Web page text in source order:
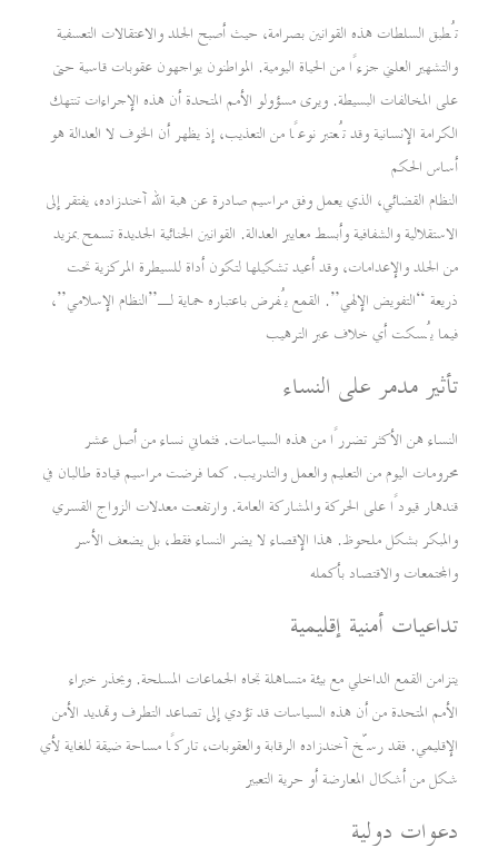
تُطبق السلطات هذه القوانين بصرامة، حيث أصبح الجلد والاعتقالات التعسفية
والتشهير العلني جزءًا من الحياة اليومية. المواطنون يواجهون عقوبات قاسية حتى
على المخالفات البسيطة. ويرى مسؤولو الأمم المتحدة أن هذه الإجراءات تنتهك
الكرامة الإنسانية وقد تُعتبر نوعًا من التعذيب، إذ يظهر أن الخوف لا العدالة هو
أساس الحكم
النظام القضائي، الذي يعمل وفق مراسيم صادرة عن هبة الله آخندزاده، يفتقر إلى
الاستقلالية والشفافية وأبسط معايير العدالة. القوانين الجنائية الجديدة تسمح بمزيد
من الجلد والإعدامات، وقد أعيد تشكيلها لتكون أداة للسيطرة المركزية تحت
ذريعة “التفويض الإلهي”. القمع يُفرض باعتباره حماية لـ”النظام الإسلامي”،
فيما يُسكت أي خلاف عبر الترهيب
تأثير مدمر على النساء
النساء هن الأكثر تضررًا من هذه السياسات. فثماني نساء من أصل عشر
محرومات اليوم من التعليم والعمل والتدريب. كما فرضت مراسيم قيادة طالبان في
قندهار قيودًا على الحركة والمشاركة العامة. وارتفعت معدلات الزواج القسري
والمبكر بشكل ملحوظ. هذا الإقصاء لا يضر النساء فقط، بل يضعف الأسر
والمجتمعات والاقتصاد بأكمله
تداعيات أمنية إقليمية
يتزامن القمع الداخلي مع بيئة متساهلة تجاه الجماعات المسلحة. ويحذر خبراء
الأمم المتحدة من أن هذه السياسات قد تؤدي إلى تصاعد التطرف وتهديد الأمن
الإقليمي. فقد رسّخ آخندزاده الرقابة والعقوبات، تاركًا مساحة ضيقة للغاية لأي
شكل من أشكال المعارضة أو حرية التعبير
دعوات دولية